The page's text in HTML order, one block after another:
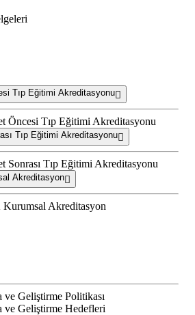
Tıp Eğitimi Akreditasyonu
Öncesi Tıp Eğitimi Akreditasyonu
Tıp Eğitimi Akreditasyonu
Sonrası Tıp Eğitimi Akreditasyonu
Akreditasyon
Akreditasyon
ve Geliştirme Politikası
ve Geliştirme Hedefleri